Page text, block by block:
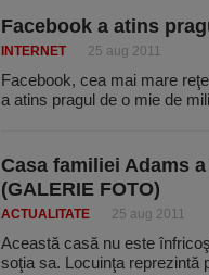
Facebook a atins
INTERNET 25 aug 2011
Facebook, cea mai mare
a atins pragul de o mie de
Casa familiei Adams
(GALERIE FOTO)
ACTUALITATE 25 aug 2011
Această casă nu este
soţia sa. Locuinţa reprezintă